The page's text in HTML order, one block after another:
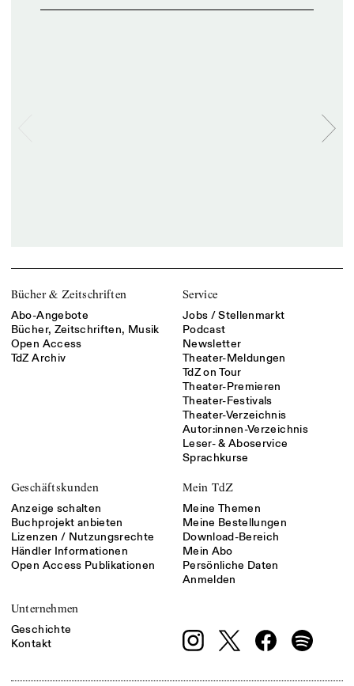
Bücher & Zeitschriften
Abo-Angebote
Bücher, Zeitschriften, Musik
Open Access
TdZ Archiv
Service
Jobs / Stellenmarkt
Podcast
Newsletter
Theater-Meldungen
TdZ on Tour
Theater-Premieren
Theater-Festivals
Theater-Verzeichnis
Autor:innen-Verzeichnis
Leser- & Aboservice
Sprachkurse
Geschäftskunden
Anzeige schalten
Buchprojekt anbieten
Lizenzen / Nutzungsrechte
Händler Informationen
Open Access Publikationen
Mein TdZ
Meine Themen
Meine Bestellungen
Download-Bereich
Mein Abo
Persönliche Daten
Anmelden
Unternehmen
Geschichte
Kontakt